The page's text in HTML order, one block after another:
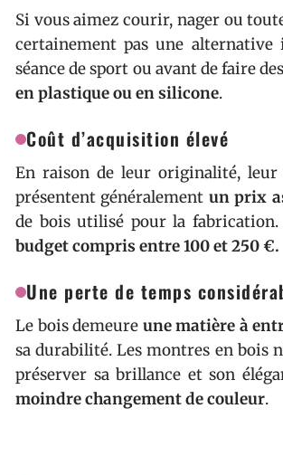
Si vous aimez courir, nager ou
certainement pas une alternative
séance de sport ou avant de faire
en plastique ou en silicone.
Coût d’acquisition élevé
En raison de leur originalité, leur
présentent généralement un prix
de bois utilisé pour la
budget compris entre 100 et 250 €.
Une perte de temps
Le bois demeure une matière à
sa durabilité. Les montres en bois
préserver sa brillance et son
moindre changement de couleur.